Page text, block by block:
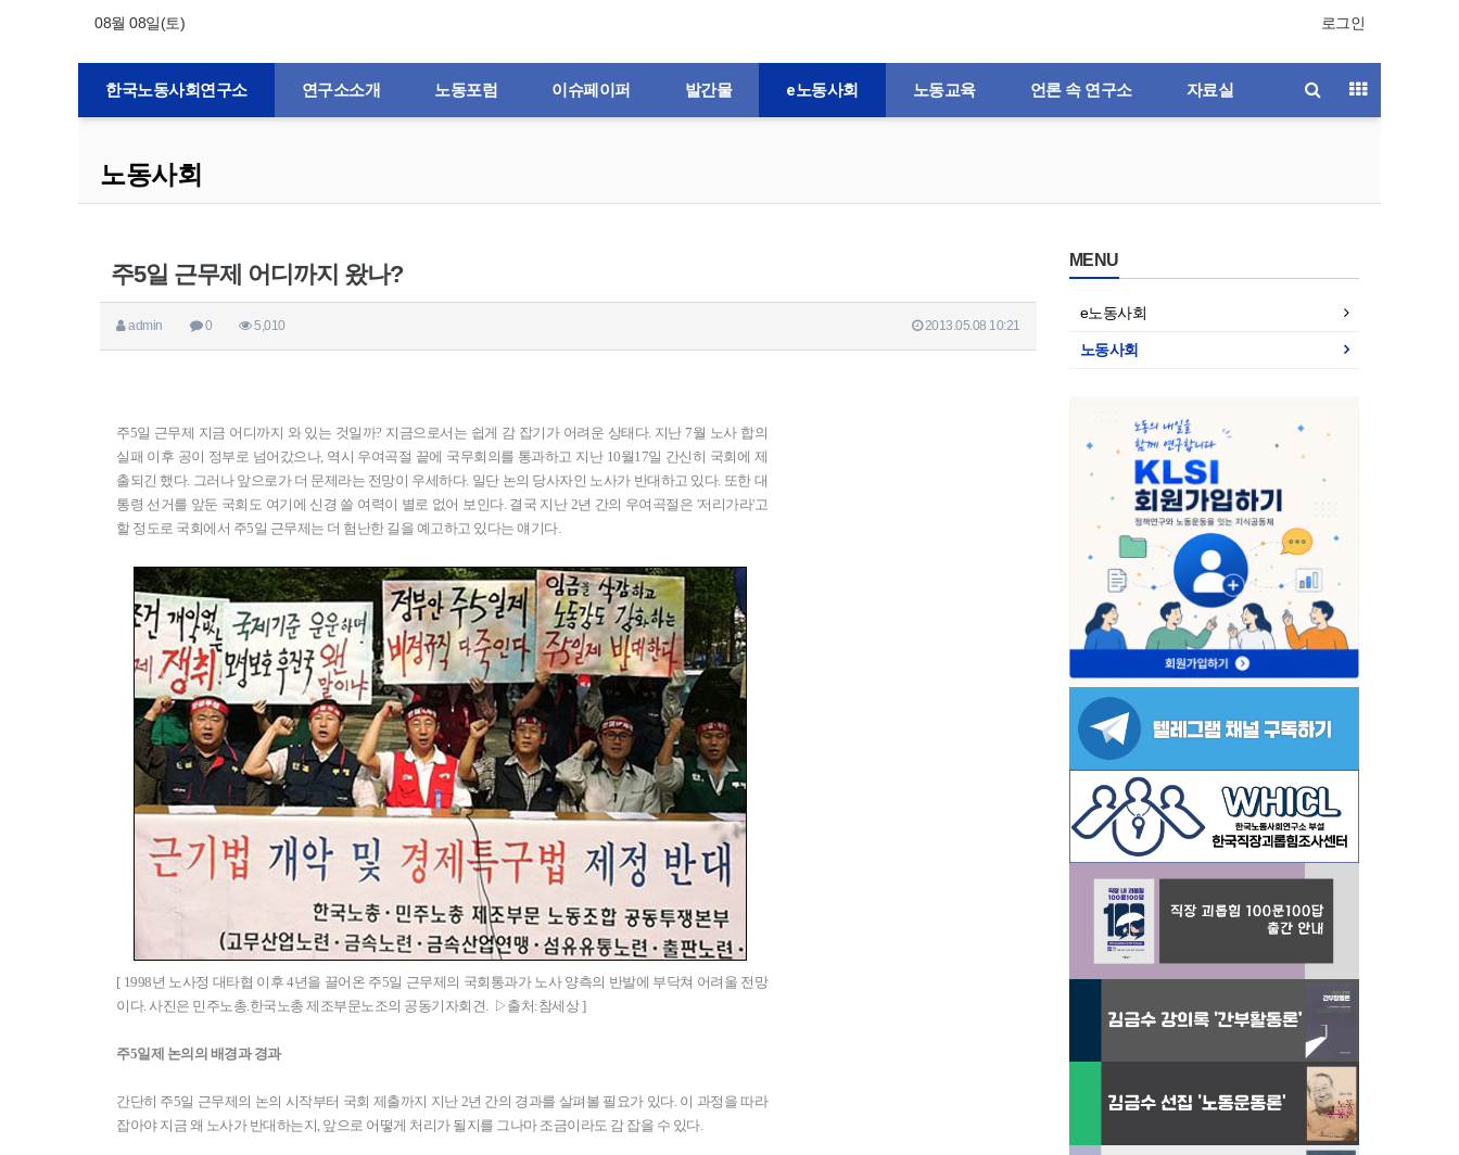
08월 08일(토) 로그인
한국노동사회연구소 연구소소개 노동포럼 이슈페이퍼 발간물 e노동사회 노동교육 언론 속 연구소 자료실
노동사회
주5일 근무제 어디까지 왔나?
admin 0 5,010 2013.05.08 10:21
주5일 근무제 지금 어디까지 와 있는 것일까? 지금으로서는 쉽게 감 잡기가 어려운 상태다. 지난 7월 노사 합의
실패 이후 공이 정부로 넘어갔으나, 역시 우여곡절 끝에 국무회의를 통과하고 지난 10월17일 간신히 국회에 제
출되긴 했다. 그러나 앞으로가 더 문제라는 전망이 우세하다. 일단 논의 당사자인 노사가 반대하고 있다. 또한 대
통령 선거를 앞둔 국회도 여기에 신경 쓸 여력이 별로 없어 보인다. 결국 지난 2년 간의 우여곡절은 '저리가라'고
할 정도로 국회에서 주5일 근무제는 더 험난한 길을 예고하고 있다는 얘기다.
[ 1998년 노사정 대타협 이후 4년을 끌어온 주5일 근무제의 국회통과가 노사 양측의 반발에 부닥쳐 어려울 전망
이다. 사진은 민주노총.한국노총 제조부문노조의 공동기자회견. ▷출처:참세상 ]
주5일제 논의의 배경과 경과
간단히 주5일 근무제의 논의 시작부터 국회 제출까지 지난 2년 간의 경과를 살펴볼 필요가 있다. 이 과정을 따라
잡아야 지금 왜 노사가 반대하는지, 앞으로 어떻게 처리가 될지를 그나마 조금이라도 감 잡을 수 있다.
MENU
e노동사회
노동사회